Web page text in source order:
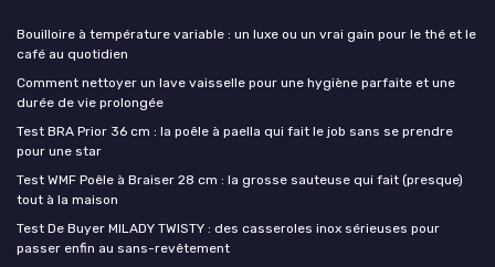
Bouilloire à température variable : un luxe ou un vrai gain pour le thé et le
café au quotidien
Comment nettoyer un lave vaisselle pour une hygiène parfaite et une
durée de vie prolongée
Test BRA Prior 36 cm : la poêle à paella qui fait le job sans se prendre
pour une star
Test WMF Poêle à Braiser 28 cm : la grosse sauteuse qui fait (presque)
tout à la maison
Test De Buyer MILADY TWISTY : des casseroles inox sérieuses pour
passer enfin au sans-revêtement